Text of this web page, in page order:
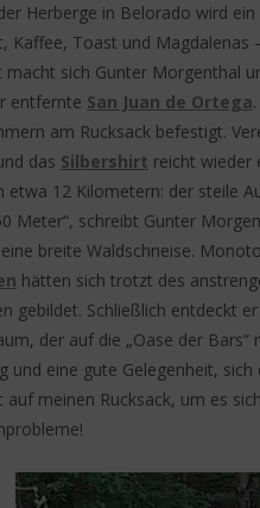
Herberge in Belorado wird
Kaffee, Toast und Magdalenas
macht sich Gunter Morgenthal
entfernte San Juan de Ortega
am Rucksack befestigt.
das Silbershirt reicht wieder
etwa 12 Kilometern: der steile
Meter“, schreibt Gunter
breite Waldschneise.
hätten sich trotzt des
gebildet. Schließlich entdeckt
der auf die „Oase der
und eine gute Gelegenheit,
auf meinen Rucksack, um es